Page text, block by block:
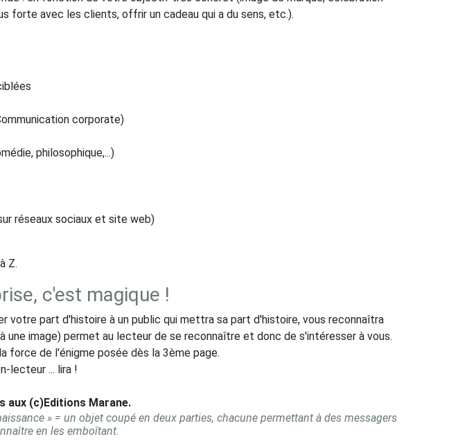
forte avec les clients, offrir un cadeau qui a du sens, etc.).
corporate)
philosophique,...)
réseaux sociaux et site web)
Z.
c'est magique !
votre part d'histoire à un public qui mettra sa part d'histoire, vous reconnaîtra
image) permet au lecteur de se reconnaître et donc de s'intéresser à vous.
force de l'énigme posée dès la 3ème page.
lecteur ... lira !
aux (c)Editions Marane.
» = un objet coupé en deux parties, chacune permettant à des messagers
en les emboîtant.